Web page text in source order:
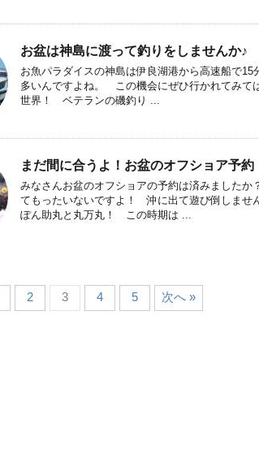
お盆は神島に渡って釣りをしませんか♪
お魚パラダイスの神島は伊良湖港から高速船で
多いんですよね。 この機会にぜひ行かれてみて
世界！ ベテランの磯釣り ...
まだ間に合うよ！お盆のオフショア予約
みなさんお盆のオフショアの予約は済みました
てもったいないですよ！ 沖に出て遊び倒しませ
ぽん助丸と丸万丸！ この時期は ...
2 3 4 5 次へ »